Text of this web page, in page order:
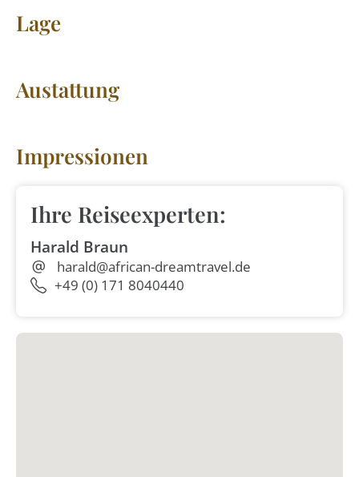
Lage
Austattung
Impressionen
Ihre Reiseexperten:
Harald Braun
harald@african-dreamtravel.de
+49 (0) 171 8040440